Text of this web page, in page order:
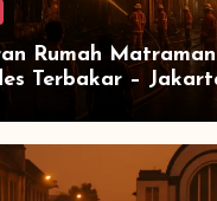
Rumah
Terbakar –